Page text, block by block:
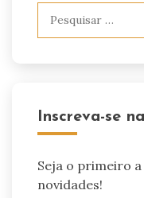
Inscreva-se
Seja o primeiro
novidades!